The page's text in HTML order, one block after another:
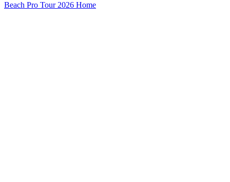
Beach Pro Tour 2026 Home